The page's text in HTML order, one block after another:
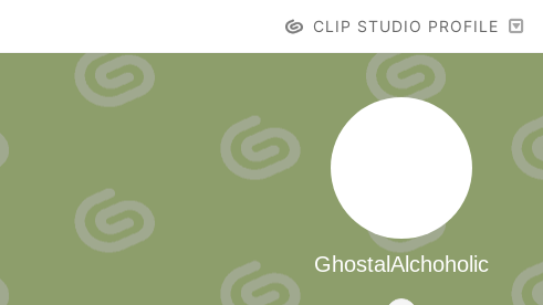
CLIP STUDIO PROFILE
GhostalAlchoholic